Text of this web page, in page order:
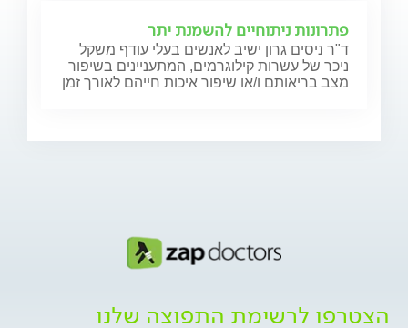
פתרונות ניתוחיים להשמנת יתר
ד"ר ניסים גרון ישיב לאנשים בעלי עודף משקל
ניכר של עשרות קילוגרמים, המתעניינים בשיפור
מצב בריאותם ו/או שיפור איכות חייהם לאורך זמן
הצטרפו לרשימת התפוצה שלנו